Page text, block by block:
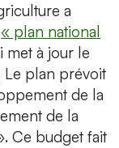
a
« plan national
met à jour le
Le plan prévoit
de la
de la
Ce budget fait